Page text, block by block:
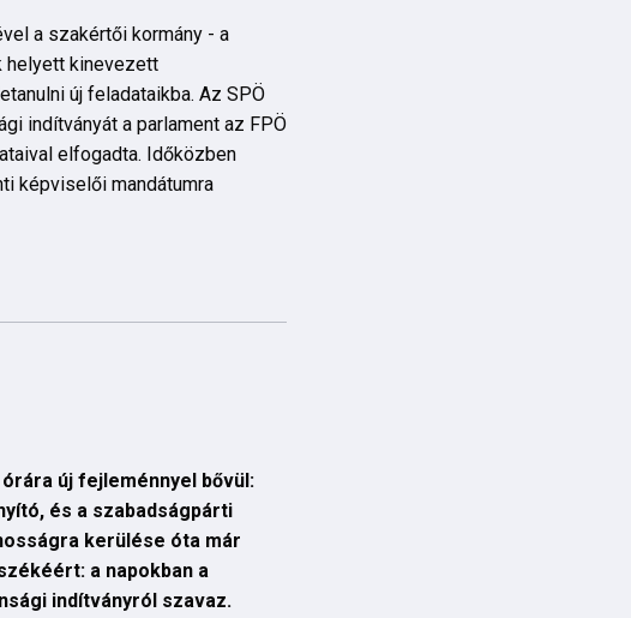
a szakértői kormány - a
helyett kinevezett
új feladataikba. Az SPÖ
indítványát a parlament az FPÖ
elfogadta. Időközben
képviselői mandátumra
új fejleménnyel bővül:
és a szabadságpárti
kerülése óta már
a napokban a
indítványról szavaz.